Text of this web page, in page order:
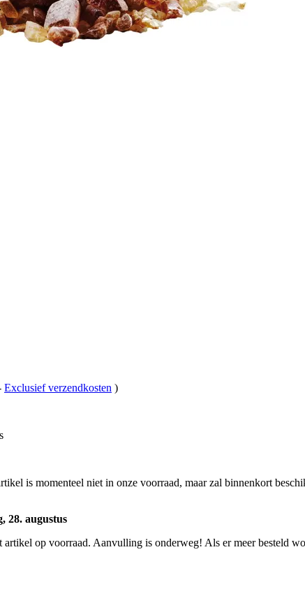
Exclusief verzendkosten )
is momenteel niet in onze voorraad, maar zal binnenkort
28. augustus
op voorraad. Aanvulling is onderweg! Als er meer besteld